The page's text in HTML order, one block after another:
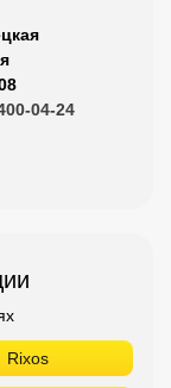
04-24
Rixos